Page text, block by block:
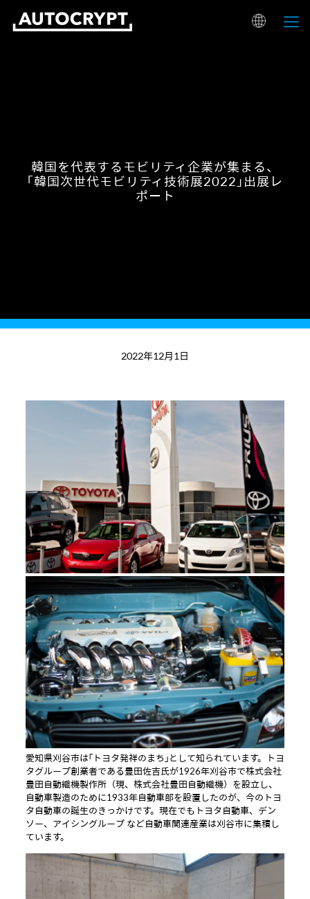
韓国を代表するモビリティ企業が集まる、
「韓国次世代モビリティ技術展2022」出展レ
ポート
2022年12月1日
愛知県刈谷市は「トヨタ発祥のまち」として知られています。トヨ
タグループ創業者である豊田佐吉氏が1926年刈谷市で株式会社
豊田自動織機製作所（現、株式会社豊田自動織機）を設立し、
自動車製造のために1933年自動車部を設置したのが、今のトヨ
タ自動車の誕生のきっかけです。現在でもトヨタ自動車、デン
ソー、アイシングループ など自動車関連産業は刈谷市に集積し
ています。